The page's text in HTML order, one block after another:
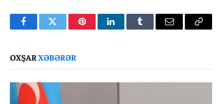
FacebookTwitter PinterestLinkedInTumblr Email
Copy
OXŞARXƏBƏRƏR